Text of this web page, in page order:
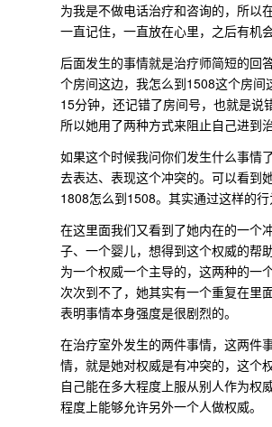
为我是不做电话治疗和咨询的，所以
一直记住，一直放在心里，之后有机会
后面发生的事情就是治疗师简短的回
个房间这边，我怎么到1508这个房间
15分钟，还记错了房间号，也就是说
所以她用了两种方式来阻止自己进到
如果这个时候我问你们发生什么事情
去表达、表现这个冲突的。可以看到
1808怎么到1508。其实通过这样的
在这里面我们又看到了她内在的一个
子、一个婴儿，想得到这个权威的帮
为一个权威一个主导的，这两种的一
次次到不了，她其实有一个重复在里
表明事情本身强度是很剧烈的。
在治疗室外发生的两件事情，这两件
情，就是她对权威是有冲突的，这个
自己能在多大程度上服从别人作为权
程度上能够允许另外一个人做权威。